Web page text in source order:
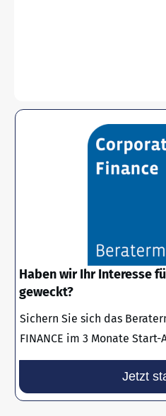
Haben wir Ihr Interesse für
geweckt?
Sichern Sie sich das
FINANCE im 3 Monate
Jetzt